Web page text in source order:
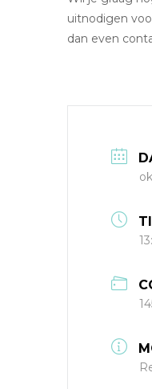
uitnodigen
dan even